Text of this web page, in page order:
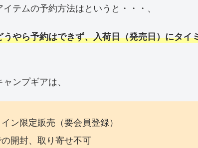
テムの予約方法はというと・・・、
やら予約はできず、入荷日（発売日）にタイ
ンプギアは、
ン限定販売（要会員登録）
開封、取り寄せ不可